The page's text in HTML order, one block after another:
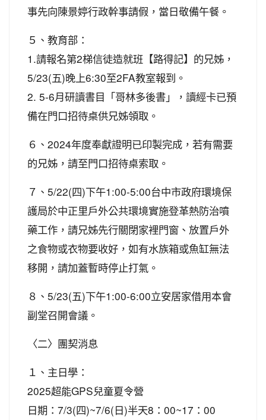
事先向陳景婷行政幹事請假，當日敬備午餐。
５、教育部：
1.請報名第2梯信徒造就班【路得記】的兄姊，
5/23(五)晚上6:30至2FA教室報到。
2. 5-6月研讀書目「哥林多後書」，讀經卡已預
備在門口招待桌供兄姊領取。
６、2024年度奉獻證明已印製完成，若有需要
的兄姊，請至門口招待桌索取。
７、5/22(四)下午1:00-5:00台中市政府環境保
護局於中正里戶外公共環境實施登革熱防治噴
藥工作，請兄姊先行關閉家裡門窗、放置戶外
之食物或衣物要收好，如有水族箱或魚缸無法
移開，請加蓋暫時停止打氣。
８、5/23(五)下午1:00-6:00立安居家借用本會
副堂召開會議。
〈二〉團契消息
１、主日學：
2025超能GPS兒童夏令營
日期：7/3(四)~7/6(日)半天8：00~17：00